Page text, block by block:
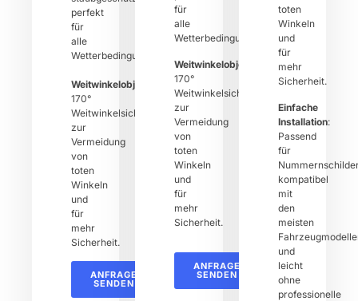
perfekt
für
alle
Wetterbedingungen.
Weitwinkelobjektiv
170°
Weitwinkelsichtfeld
zur
Vermeidung
von
toten
Winkeln
und
für
mehr
Sicherheit.
ANFRAGE
SENDEN
für
alle
Wetterbedingungen.
Weitwinkelobjektiv
170°
Weitwinkelsichtfeld
zur
Vermeidung
von
toten
Winkeln
und
für
mehr
Sicherheit.
ANFRAGE
SENDEN
toten
Winkeln
und
für
mehr
Sicherheit.
Einfache
Installation:
Passend
für
kompatibel
mit
den
meisten
und
leicht
ohne
professionelle